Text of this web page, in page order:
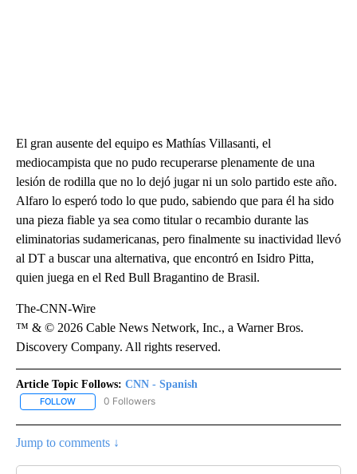
El gran ausente del equipo es Mathías Villasanti, el
mediocampista que no pudo recuperarse plenamente de una
lesión de rodilla que no lo dejó jugar ni un solo partido este año.
Alfaro lo esperó todo lo que pudo, sabiendo que para él ha sido
una pieza fiable ya sea como titular o recambio durante las
eliminatorias sudamericanas, pero finalmente su inactividad llevó
al DT a buscar una alternativa, que encontró en Isidro Pitta,
quien juega en el Red Bull Bragantino de Brasil.
The-CNN-Wire
™ & © 2026 Cable News Network, Inc., a Warner Bros.
Discovery Company. All rights reserved.
Article Topic Follows: CNN - Spanish
FOLLOW FOLLOW "CNN - SPANISH" TO RECEIVE NOTIFICATIONS ABOUT
0 Followers
Jump to comments ↓